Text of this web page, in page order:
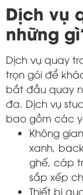
Dịch vụ
những
Dịch vụ quay
trọn gói để
bắt đầu quay
đa. Dịch vụ
bao gồm các
Không
xanh,
ghế, cáp
sắp xếp
Thiết bị